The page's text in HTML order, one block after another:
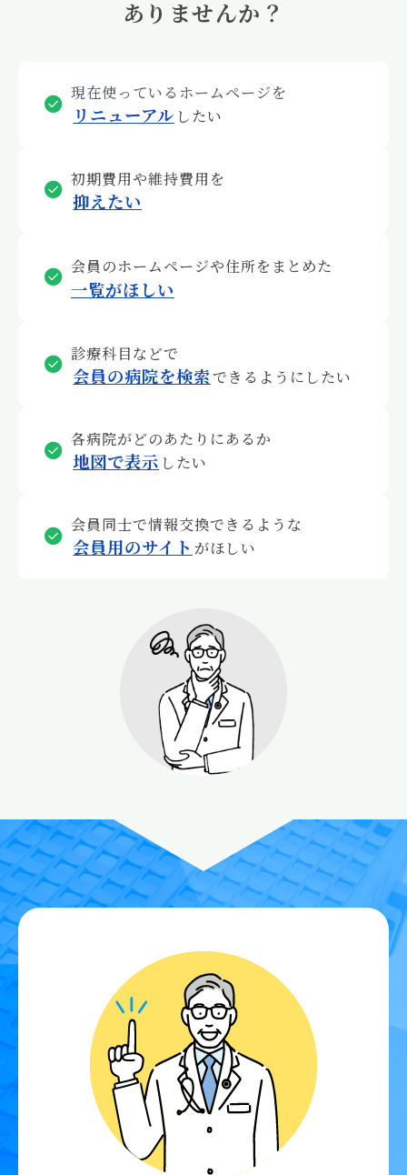
ありませんか？
現在使っているホームページを
リニューアル したい
初期費用や維持費用を
抑えたい
会員のホームページや住所をまとめた
一覧がほしい
診療科目などで
会員の病院を検索できるようにしたい
各病院がどのあたりにあるか
地図で表示 したい
会員同士で情報交換できるような
会員用のサイト がほしい